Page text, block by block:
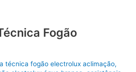
Fogão
técnica fogão electrolux aclimação,